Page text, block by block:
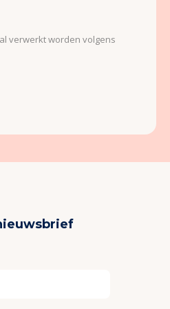
verwerkt worden volgens